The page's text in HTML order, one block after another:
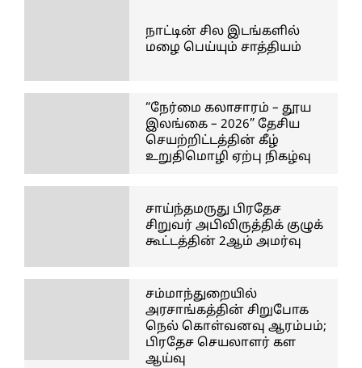
நாட்டின் சில இடங்களில்
மழை பெய்யும் சாத்தியம்
“நேர்மை கலாசாரம் – தூய
இலங்கை – 2026” தேசிய
செயற்றிட்டத்தின் கீழ்
உறுதிமொழி ஏற்பு நிகழ்வு
சாய்ந்தமருது பிரதேச
சிறுவர் அபிவிருத்திக் குழுக்
கூட்டத்தின் 2ஆம் அமர்வு
சம்மாந்துறையில்
அரசாங்கத்தின் சிறுபோக
நெல் கொள்வனவு ஆரம்பம்;
பிரதேச செயலாளர் கள
ஆய்வு